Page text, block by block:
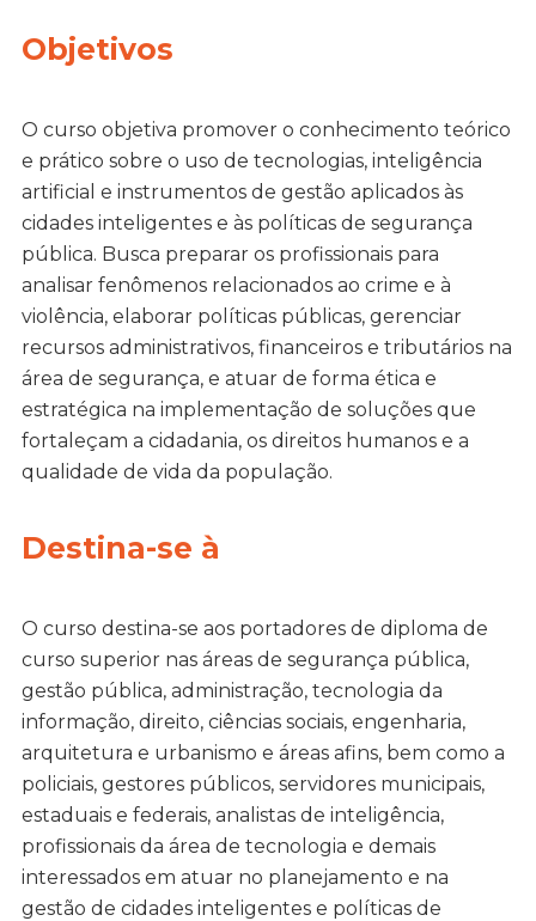
Objetivos
O curso objetiva promover o conhecimento teórico
e prático sobre o uso de tecnologias, inteligência
artificial e instrumentos de gestão aplicados às
cidades inteligentes e às políticas de segurança
pública. Busca preparar os profissionais para
analisar fenômenos relacionados ao crime e à
violência, elaborar políticas públicas, gerenciar
recursos administrativos, financeiros e tributários na
área de segurança, e atuar de forma ética e
estratégica na implementação de soluções que
fortaleçam a cidadania, os direitos humanos e a
qualidade de vida da população.
Destina-se à
O curso destina-se aos portadores de diploma de
curso superior nas áreas de segurança pública,
gestão pública, administração, tecnologia da
informação, direito, ciências sociais, engenharia,
arquitetura e urbanismo e áreas afins, bem como a
policiais, gestores públicos, servidores municipais,
estaduais e federais, analistas de inteligência,
profissionais da área de tecnologia e demais
interessados em atuar no planejamento e na
gestão de cidades inteligentes e políticas de